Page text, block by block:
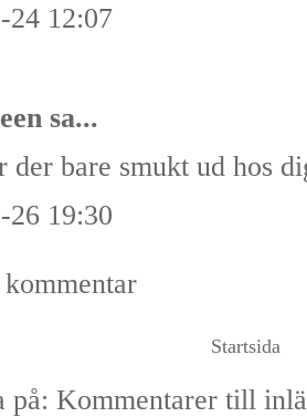
24 12:07
sa...
der bare smukt ud hos
26 19:30
Startsida
på: Kommentarer till